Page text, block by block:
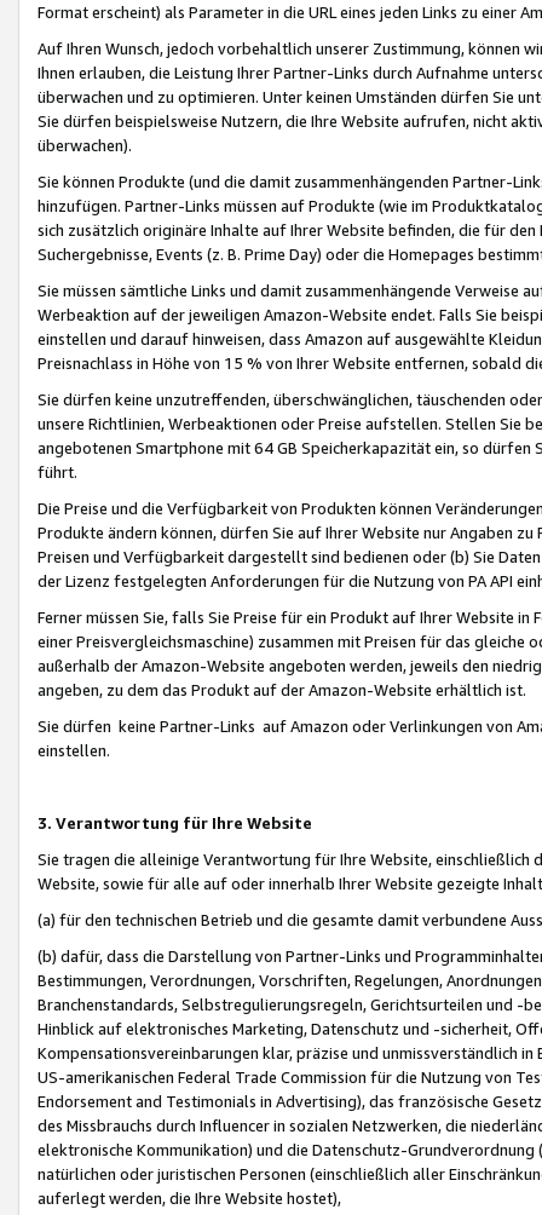
Format erscheint) als Parameter in die URL eines jeden Links zu einer
Auf Ihren Wunsch, jedoch vorbehaltlich unserer Zustimmung, können
Ihnen erlauben, die Leistung Ihrer Partner-Links durch Aufnahme
überwachen und zu optimieren. Unter keinen Umständen dürfen Sie
Sie dürfen beispielsweise Nutzern, die Ihre Website aufrufen, nicht
überwachen).
Sie können Produkte (und die damit zusammenhängenden Partner-
hinzufügen. Partner-Links müssen auf Produkte (wie im
sich zusätzlich originäre Inhalte auf Ihrer Website befinden, die für
Suchergebnisse, Events (z. B. Prime Day) oder die Homepages
Sie müssen sämtliche Links und damit zusammenhängende
Werbeaktion auf der jeweiligen Amazon-Website endet. Falls Sie
einstellen und darauf hinweisen, dass Amazon auf ausgewählte
Preisnachlass in Höhe von 15 % von Ihrer Website entfernen, sobald
Sie dürfen keine unzutreffenden, überschwänglichen, täuschenden
unsere Richtlinien, Werbeaktionen oder Preise aufstellen. Stellen Sie
angebotenen Smartphone mit 64 GB Speicherkapazität ein, so dürfen
führt.
Die Preise und die Verfügbarkeit von Produkten können
Produkte ändern können, dürfen Sie auf Ihrer Website nur Angaben
Preisen und Verfügbarkeit dargestellt sind bedienen oder (b) Sie
der Lizenz festgelegten Anforderungen für die Nutzung von PA API
Ferner müssen Sie, falls Sie Preise für ein Produkt auf Ihrer Website
einer Preisvergleichsmaschine) zusammen mit Preisen für das
außerhalb der Amazon-Website angeboten werden, jeweils den
angeben, zu dem das Produkt auf der Amazon-Website erhältlich ist.
Sie dürfen keine Partner-Links auf Amazon oder Verlinkungen von
einstellen.
3. Verantwortung für Ihre Website
Sie tragen die alleinige Verantwortung für Ihre Website,
Website, sowie für alle auf oder innerhalb Ihrer Website gezeigte
(a) für den technischen Betrieb und die gesamte damit verbundene
(b) dafür, dass die Darstellung von Partner-Links und
Bestimmungen, Verordnungen, Vorschriften, Regelungen,
Branchenstandards, Selbstregulierungsregeln, Gerichtsurteilen und -
Hinblick auf elektronisches Marketing, Datenschutz und -sicherheit,
Kompensationsvereinbarungen klar, präzise und unmissverständlich
US-amerikanischen Federal Trade Commission für die Nutzung von
Endorsement and Testimonials in Advertising), das französische
des Missbrauchs durch Influencer in sozialen Netzwerken, die
elektronische Kommunikation) und die Datenschutz-
natürlichen oder juristischen Personen (einschließlich aller
auferlegt werden, die Ihre Website hostet),